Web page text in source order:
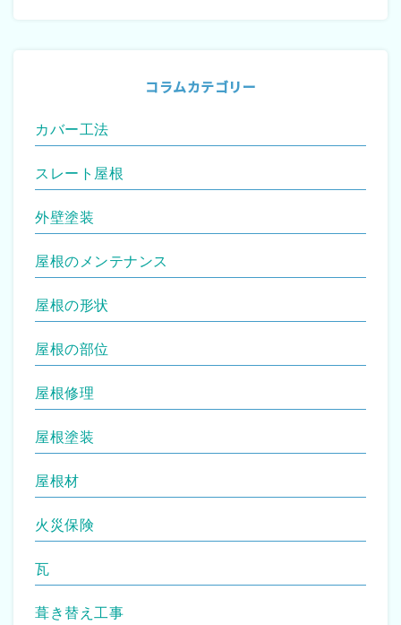
コラムカテゴリー
カバー工法
スレート屋根
外壁塗装
屋根のメンテナンス
屋根の形状
屋根の部位
屋根修理
屋根塗装
屋根材
火災保険
瓦
葺き替え工事